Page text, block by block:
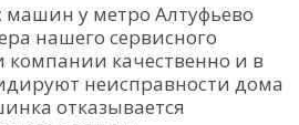
у метро Алтуфьево
нашего сервисного
компании качественно и в
неисправности дома
отказывается